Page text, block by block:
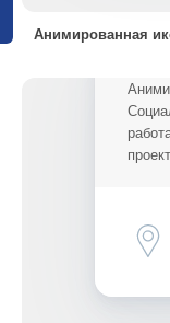
Анимированная